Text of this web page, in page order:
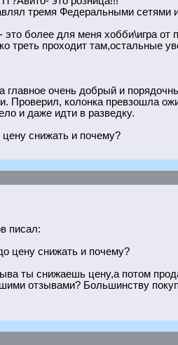
тремя Федеральными сетями
более для меня хобби\игра от
треть проходит там,остальные
очень добрый и
Проверил, колонка превзошла
и даже идти в разведку.
цену снижать и почему?
писал:
цену снижать и почему?
ты снижаешь цену,а потом
отзывами? Большинству